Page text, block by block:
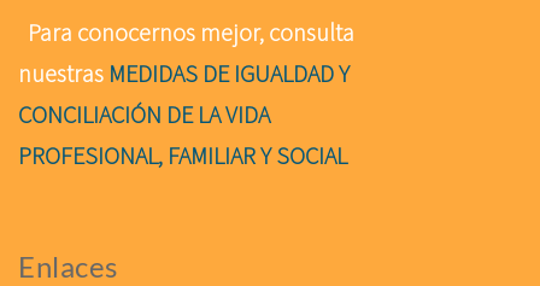
Para conocernos mejor, consulta
nuestras MEDIDAS DE IGUALDAD Y
CONCILIACIÓN DE LA VIDA
PROFESIONAL, FAMILIAR Y SOCIAL
Enlaces